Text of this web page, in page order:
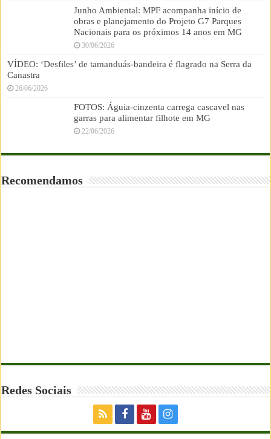
Junho Ambiental: MPF acompanha início de
obras e planejamento do Projeto G7 Parques
Nacionais para os próximos 14 anos em MG
30/06/2026
VÍDEO: ‘Desfiles’ de tamanduás-bandeira é flagrado na Serra da
Canastra
26/06/2026
FOTOS: Águia-cinzenta carrega cascavel nas
garras para alimentar filhote em MG
22/06/2026
Recomendamos
Redes Sociais